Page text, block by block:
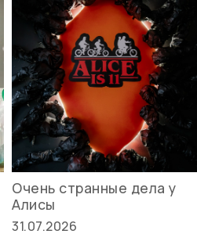
Очень странные дела у
Алисы
31.07.2026